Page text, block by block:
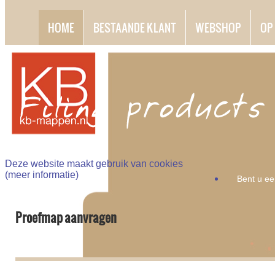
Bent u
HOME BESTAANDE KLANT WEBSHOP
Proefmap aanvragen
Deze website maakt gebruik van cookies
(meer informatie)